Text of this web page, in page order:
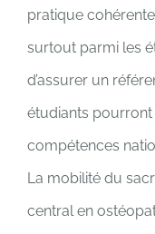
pratique
surtout parmi les
d’assurer un
étudiants pourront
compétences
La mobilité du
central en